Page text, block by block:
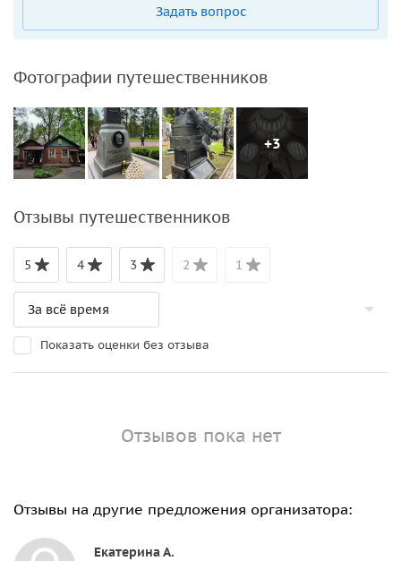
Задать вопрос
Фотографии путешественников
+3
Отзывы путешественников
5 4 3 2 1
Показать оценки без отзыва
Отзывов пока нет
Отзывы на другие предложения организатора:
Екатерина А.